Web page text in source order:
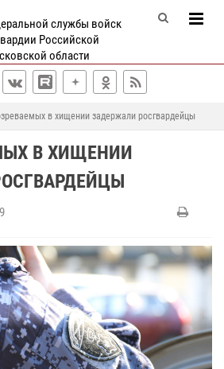
службы войск
Российской
области
в хищении задержали росгвардейцы
В ХИЩЕНИИ